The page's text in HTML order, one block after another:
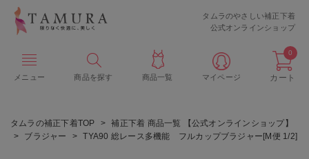
タムラのやさしい補正下着
公式オンラインショップ
メニュー 商品を探す 商品一覧 マイページ カート
0
タムラの補正下着TOP
補正下着 商品一覧 【公式オンラインショップ】
ブラジャー
TYA90 総レース多機能 フルカップブラジャー[M便 1/2]